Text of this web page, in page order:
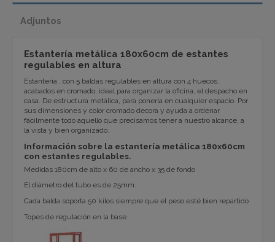
Adjuntos
Estantería metálica 180x60cm de estantes
regulables en altura
Estantería , con 5 baldas regulables en altura con 4 huecos,
acabados en cromado, ideal para organizar la oficina, el despacho en
casa. De estructura metálica, para ponerla en cualquier espacio. Por
sus dimensiones y color cromado decora y ayuda a ordenar
fácilmente todo aquello que precisamos tener a nuestro alcance, a
la vista y bien organizado.
Información sobre la estantería metálica 180x60cm
con estantes regulables.
Medidas 180cm de alto x 60 de ancho x 35 de fondo
El diámetro del tubo es de 25mm.
Cada balda soporta 50 kilos siempre que el peso esté bien repartido
Topes de regulación en la base